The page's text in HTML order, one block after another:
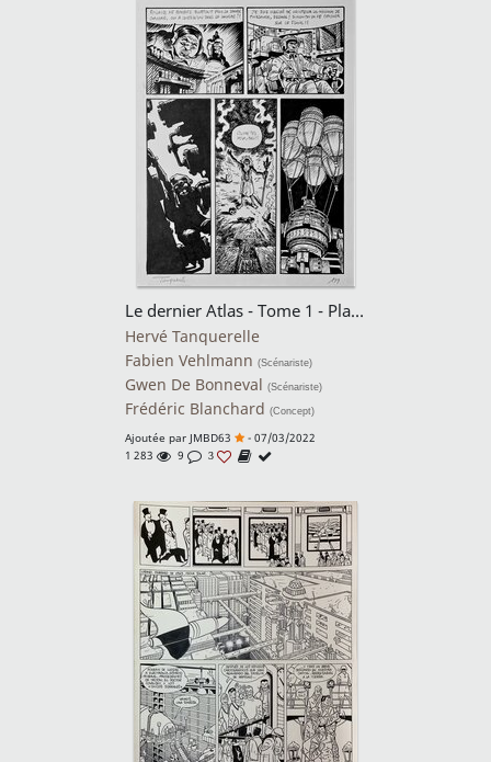
Le dernier Atlas - Tome 1 - Planche 199
Hervé Tanquerelle
Fabien Vehlmann (Scénariste)
Gwen De Bonneval (Scénariste)
Frédéric Blanchard (Concept)
Ajoutée par JMBD63
- 07/03/2022
1 283
9 3